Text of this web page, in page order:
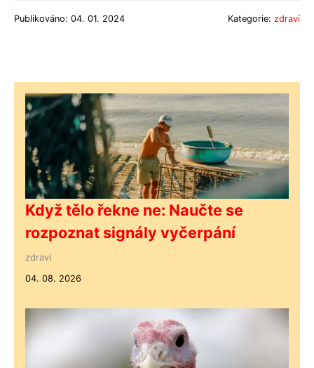
Publikováno: 04. 01. 2024 Kategorie: zdraví
Když tělo řekne ne: Naučte se
rozpoznat signály vyčerpání
zdraví
04. 08. 2026